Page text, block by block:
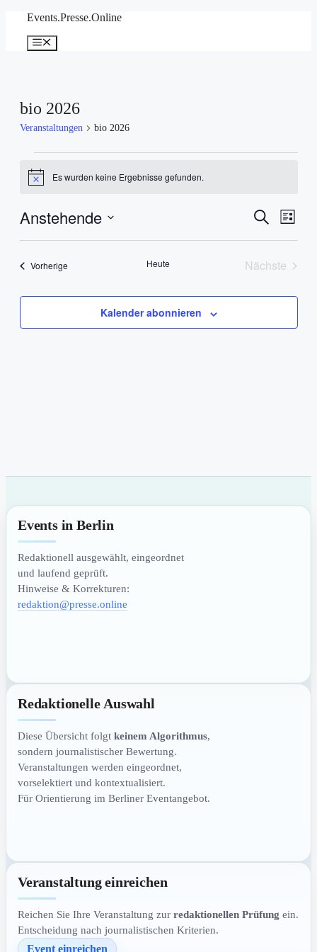
springen
Events.Presse.Online
Menü
bio 2026
Veranstaltungen bio 2026
HinweisEs wurden keine Ergebnisse gefunden.
Suche
Liste
Anstehende
VorherigeVeranstaltungen Heute
Nächste
Kalender abonnieren
Events in Berlin
Redaktionell ausgewählt, eingeordnet
und laufend geprüft.
Hinweise & Korrekturen:
redaktion@presse.online
Redaktionelle Auswahl
Diese Übersicht folgt keinem Algorithmus,
sondern journalistischer Bewertung.
Veranstaltungen werden eingeordnet,
vorselektiert und kontextualisiert.
Für Orientierung im Berliner Eventangebot.
Veranstaltung einreichen
Reichen Sie Ihre Veranstaltung zur redaktionellen Prüfung ein.
Entscheidung nach journalistischen Kriterien.
Event einreichen